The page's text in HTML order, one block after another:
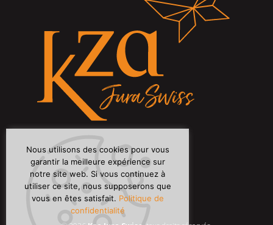
Nous utilisons des cookies pour vous
garantir la meilleure expérience sur
notre site web. Si vous continuez à
utiliser ce site, nous supposerons que
vous en êtes satisfait. Politique de
confidentialité